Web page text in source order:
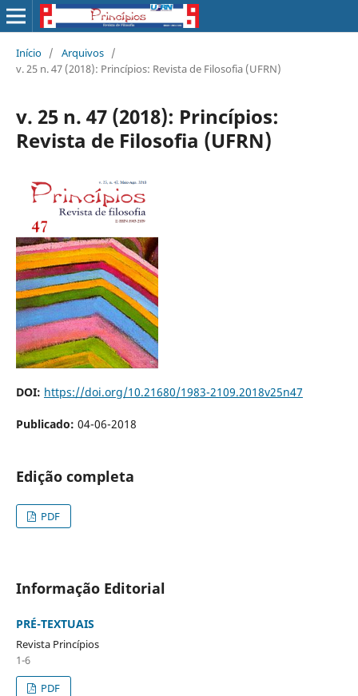
Início / Arquivos /
v. 25 n. 47 (2018): Princípios: Revista de Filosofia (UFRN)
v. 25 n. 47 (2018): Princípios:
Revista de Filosofia (UFRN)
DOI: https://doi.org/10.21680/1983-2109.2018v25n47
Publicado: 04-06-2018
Edição completa
PDF
Informação Editorial
PRÉ-TEXTUAIS
Revista Princípios
1-6
PDF